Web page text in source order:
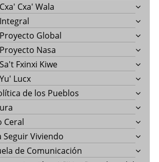
Cxa' Wala
Global
Nasa
Fxinxi Kiwe
Lucx
de los Pueblos
Ceral
Seguir Viviendo
de Comunicación